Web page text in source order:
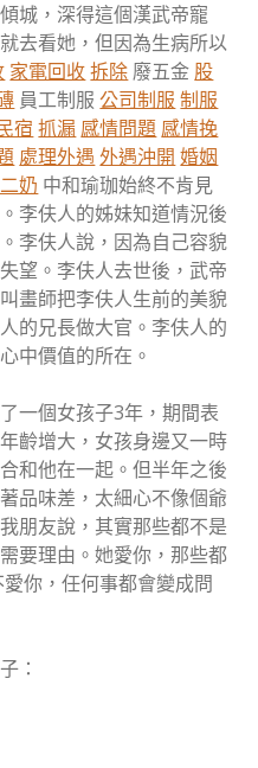
城，深得這個漢武帝寵
去看她，但因為生病所以
家電回收拆除 廢五金 股
員工制服公司制服 制服
宿 抓漏 感情問題 感情挽
處理外遇 外遇沖開 婚姻
奶 中和瑜珈始終不肯見
李伕人的姊妹知道情況後
李伕人說，因為自己容貌
望。李伕人去世後，武帝
畫師把李伕人生前的美貌
的兄長做大官。李伕人的
中價值的所在。
一個女孩子3年，期間表
齡增大，女孩身邊又一時
和他在一起。但半年之後
品味差，太細心不像個爺
朋友說，其實那些都不是
要理由。她愛你，那些都
愛你，任何事都會變成問
：